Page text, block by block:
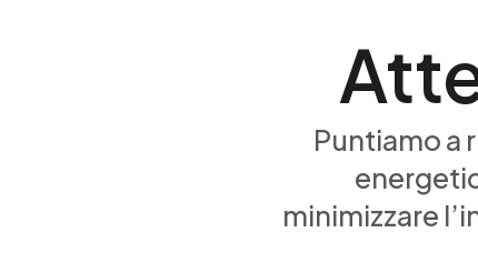
Puntiamo a
minimizzare